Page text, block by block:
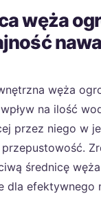
węża
węża
na ilość
przez niego w
średnicę
dla efektywnego